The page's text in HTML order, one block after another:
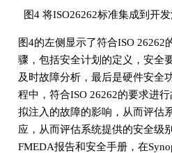
图4 将ISO26262标准集成到开
图4的左侧显示了符合ISO
骤，包括安全计划的定义，安全
及时故障分析，最后是硬件安全
程中，符合ISO 26262的要求进
拟注入的故障的影响，从而评估
应，从而评估系统提供的安全级
FMEDA报告和安全手册，在